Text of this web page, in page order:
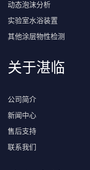
动态泡沫分析
实验室水浴装置
其他涂层物性检测
关于湛临
公司简介
新闻中心
售后支持
联系我们